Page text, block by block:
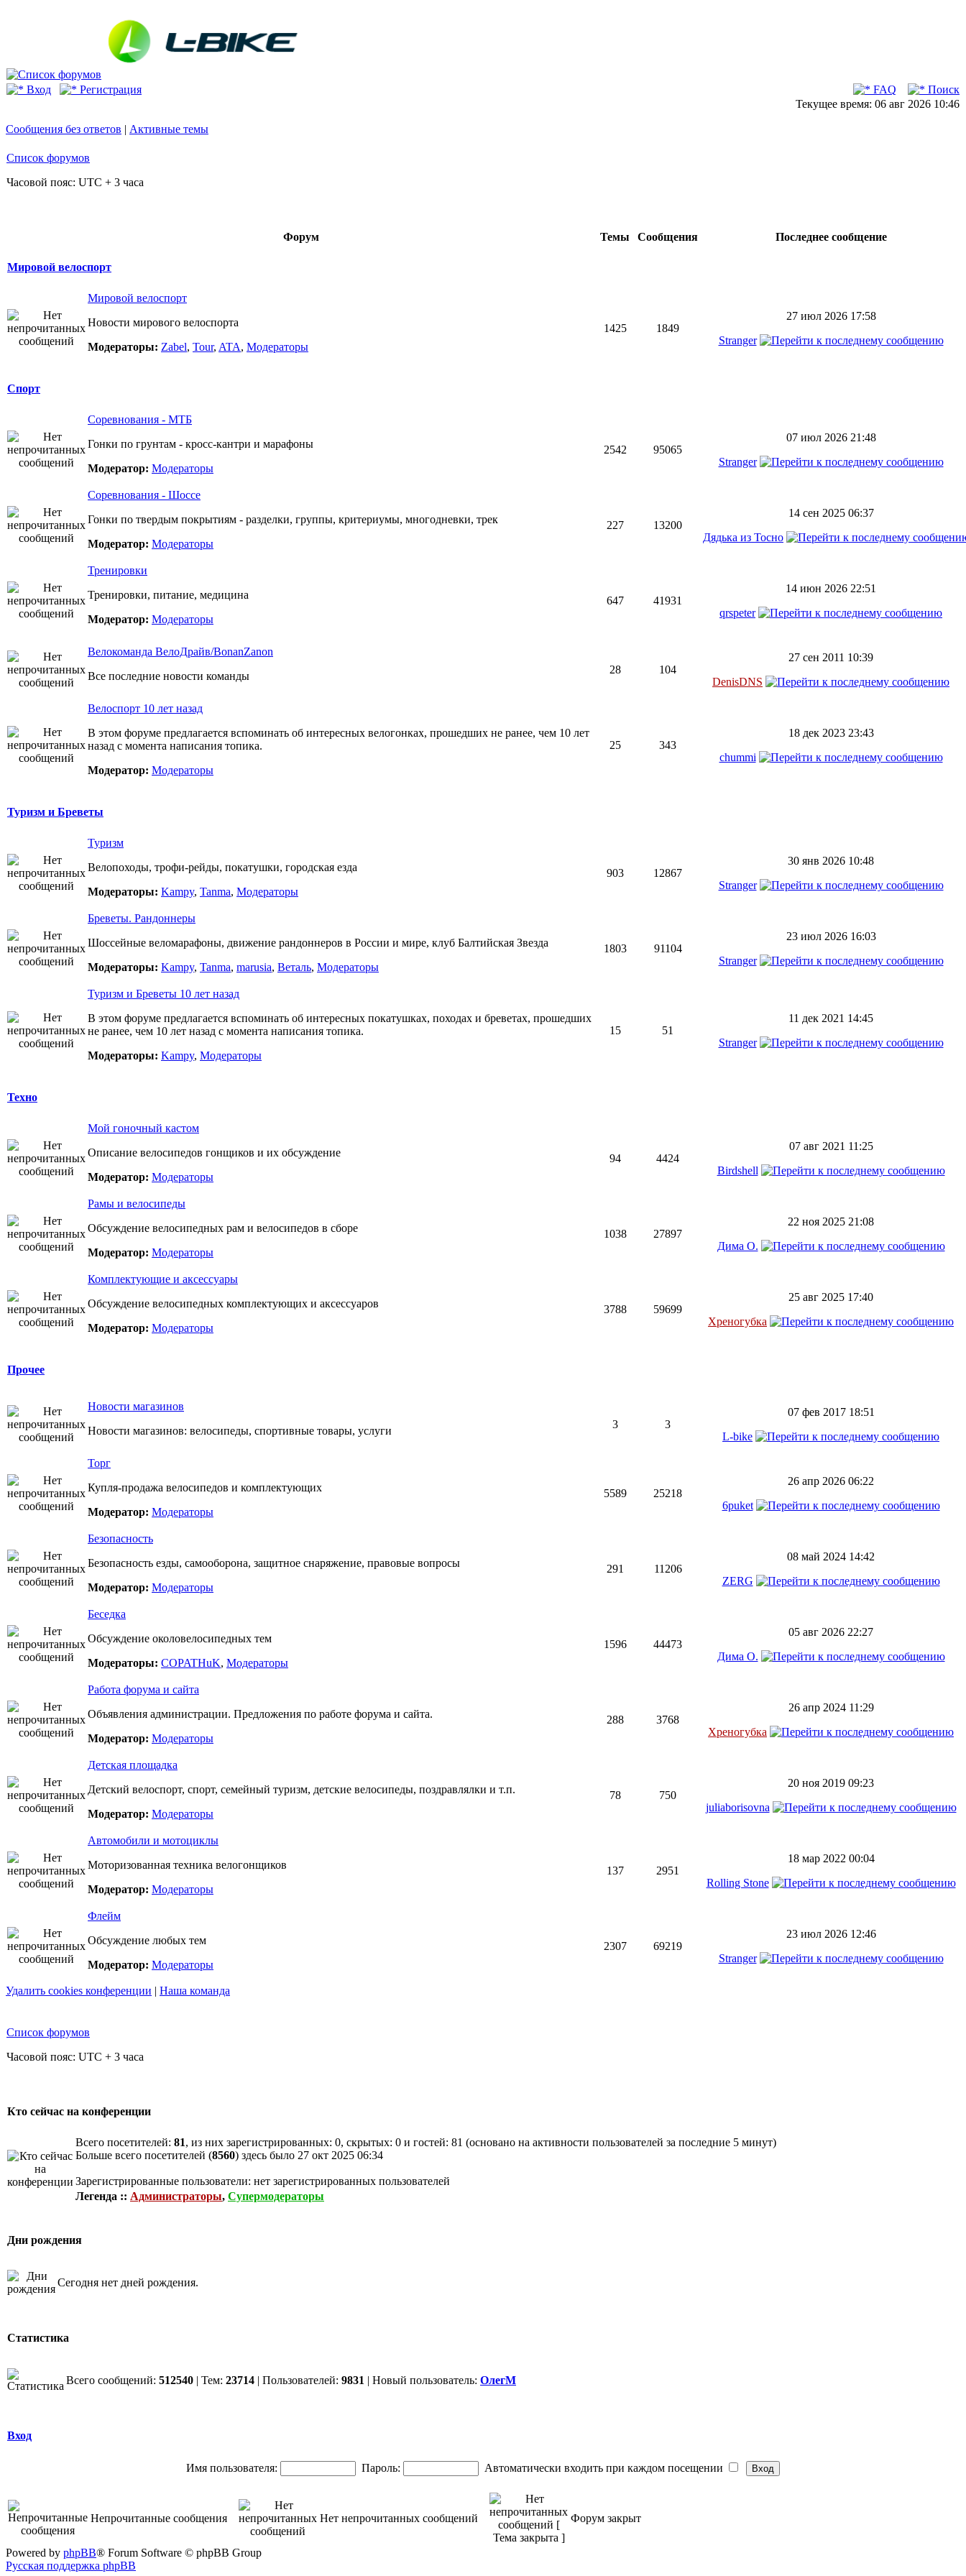
Вход Регистрация FAQ
Поиск
Текущее время: 06 авг 2026 10:46
Сообщения без ответов | Активные темы
Список форумов
Часовой пояс: UTC + 3 часа
Форум Темы Сообщения Последнее сообщение
Мировой велоспорт
Мировой велоспорт
Новости мирового велоспорта
Модераторы: Zabel, Tour, ATA, Модераторы
1425 1849
27 июл 2026 17:58
Stranger
Спорт
Соревнования - МТБ
Гонки по грунтам - кросс-кантри и марафоны
Модератор: Модераторы
2542 95065
07 июл 2026 21:48
Stranger
Соревнования - Шоссе
Гонки по твердым покрытиям - разделки, группы, критериумы, многодневки, трек
Модератор: Модераторы
227 13200
14 сен 2025 06:37
Дядька из Тосно
Тренировки
Тренировки, питание, медицина
Модератор: Модераторы
647 41931
14 июн 2026 22:51
qrspeter
Велокоманда ВелоДрайв/BonanZanon
Все последние новости команды
28 104
27 сен 2011 10:39
DenisDNS
Велоспорт 10 лет назад
В этом форуме предлагается вспоминать об интересных велогонках, прошедших не ранее, чем 10 лет
назад с момента написания топика.
Модератор: Модераторы
25 343
18 дек 2023 23:43
chummi
Туризм и Бреветы
Туризм
Велопоходы, трофи-рейды, покатушки, городская езда
Модераторы: Kampy, Tanma, Модераторы
903 12867
30 янв 2026 10:48
Stranger
Бреветы. Рандоннеры
Шоссейные веломарафоны, движение рандоннеров в России и мире, клуб Балтийская Звезда
Модераторы: Kampy, Tanma, marusia, Веталь, Модераторы
1803 91104
23 июл 2026 16:03
Stranger
Туризм и Бреветы 10 лет назад
В этом форуме предлагается вспоминать об интересных покатушках, походах и бреветах, прошедших
не ранее, чем 10 лет назад с момента написания топика.
Модераторы: Kampy, Модераторы
15 51
11 дек 2021 14:45
Stranger
Техно
Мой гоночный кастом
Описание велосипедов гонщиков и их обсуждение
Модератор: Модераторы
94 4424
07 авг 2021 11:25
Birdshell
Рамы и велосипеды
Обсуждение велосипедных рам и велосипедов в сборе
Модератор: Модераторы
1038 27897
22 ноя 2025 21:08
Дима О.
Комплектующие и аксессуары
Обсуждение велосипедных комплектующих и аксессуаров
Модератор: Модераторы
3788 59699
25 авг 2025 17:40
Хреногубка
Прочее
Новости магазинов
Новости магазинов: велосипеды, спортивные товары, услуги
3 3
07 фев 2017 18:51
L-bike
Торг
Купля-продажа велосипедов и комплектующих
Модератор: Модераторы
5589 25218
26 апр 2026 06:22
6puket
Безопасность
Безопасность езды, самооборона, защитное снаряжение, правовые вопросы
Модератор: Модераторы
291 11206
08 май 2024 14:42
ZERG
Беседка
Обсуждение околовелосипедных тем
Модераторы: COPATHuK, Модераторы
1596 44473
05 авг 2026 22:27
Дима О.
Работа форума и сайта
Объявления администрации. Предложения по работе форума и сайта.
Модератор: Модераторы
288 3768
26 апр 2024 11:29
Хреногубка
Детская площадка
Детский велоспорт, спорт, семейный туризм, детские велосипеды, поздравлялки и т.п.
Модератор: Модераторы
78 750
20 ноя 2019 09:23
juliaborisovna
Автомобили и мотоциклы
Моторизованная техника велогонщиков
Модератор: Модераторы
137 2951
18 мар 2022 00:04
Rolling Stone
Флейм
Обсуждение любых тем
Модератор: Модераторы
2307 69219
23 июл 2026 12:46
Stranger
Удалить cookies конференции | Наша команда
Список форумов
Часовой пояс: UTC + 3 часа
Кто сейчас на конференции
Всего посетителей: 81, из них зарегистрированных: 0, скрытых: 0 и гостей: 81 (основано на активности пользователей за последние 5 минут)
Больше всего посетителей (8560) здесь было 27 окт 2025 06:34
Зарегистрированные пользователи: нет зарегистрированных пользователей
Легенда :: Администраторы, Супермодераторы
Дни рождения
Сегодня нет дней рождения.
Статистика
Всего сообщений: 512540 | Тем: 23714 | Пользователей: 9831 | Новый пользователь: ОлегМ
Вход
Имя пользователя: Пароль: Автоматически входить при каждом посещении
Непрочитанные сообщения Нет непрочитанных сообщений Форум закрыт
Powered by phpBB® Forum Software © phpBB Group
Русская поддержка phpBB